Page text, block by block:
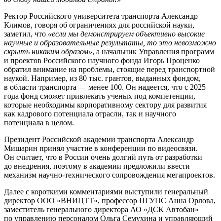
Ректор Российского университета транспорта Александр
Климов, говоря об ограничениях для российской науки,
заметил, что «если мы демонстрируем объективно высокие
научные и образовательные результаты, то это невозможно
скрыть никаким образом», а начальник Управления программ
и проектов Российского научного фонда Игорь Проценко
обратил внимание на проблемы, стоящие перед транспортной
наукой. Например, из 80 тыс. грантов, выданных фондом,
в области транспорта — менее 100. Он надеется, что с 2025
года фонд сможет привлекать ученых под компетенции,
которые необходимы корпоративному сектору для развития
как кадрового потенциала отрасли, так и научного
потенциала в целом.
Президент Российской академии транспорта Александр
Мишарин принял участие в конференции по видеосвязи.
Он считает, что в России очень долгий путь от разработки
до внедрения, поэтому в академии предложили ввести
механизм научно-технического сопровождения мегапроектов.
Далее с короткими комментариями выступили генеральный
директор ООО «ВНИЦТТ», профессор ПГУПС Анна Орлова,
заместитель генерального директора АО «ДСК Автобан»
по управлению персоналом Ольга Семухина и управляющий